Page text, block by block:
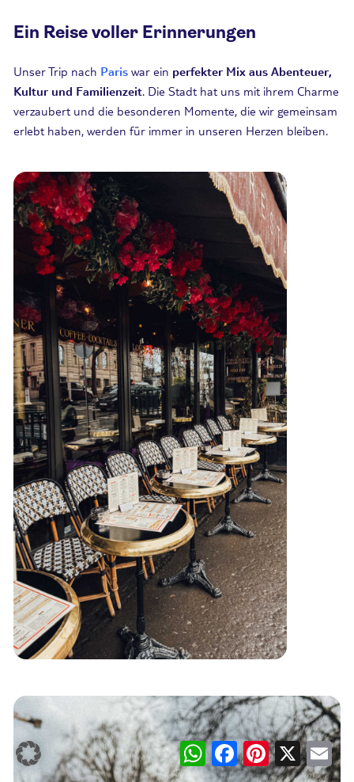
Ein Reise voller Erinnerungen
Unser Trip nach Paris war ein perfekter Mix aus Abenteuer,
Kultur und Familienzeit. Die Stadt hat uns mit ihrem Charme
verzaubert und die besonderen Momente, die wir gemeinsam
erlebt haben, werden für immer in unseren Herzen bleiben.
WhatsAppFacebookPinterest
X